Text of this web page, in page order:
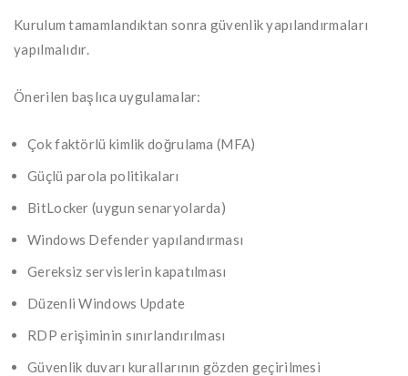
Kurulum tamamlandıktan sonra güvenlik yapılandırmaları
yapılmalıdır.
Önerilen başlıca uygulamalar:
Çok faktörlü kimlik doğrulama (MFA)
Güçlü parola politikaları
BitLocker (uygun senaryolarda)
Windows Defender yapılandırması
Gereksiz servislerin kapatılması
Düzenli Windows Update
RDP erişiminin sınırlandırılması
Güvenlik duvarı kurallarının gözden geçirilmesi